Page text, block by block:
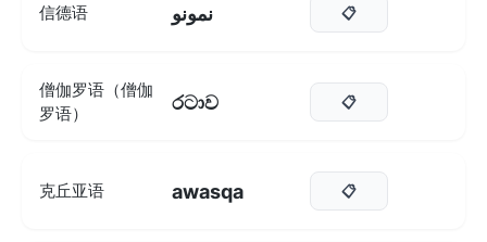
信德语 نمونو 📋
僧伽罗语（僧伽
罗语）
රටාව 📋
克丘亚语 awasqa 📋